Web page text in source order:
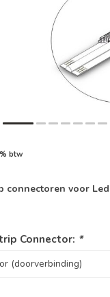
btw
connectoren voor
Connector: *